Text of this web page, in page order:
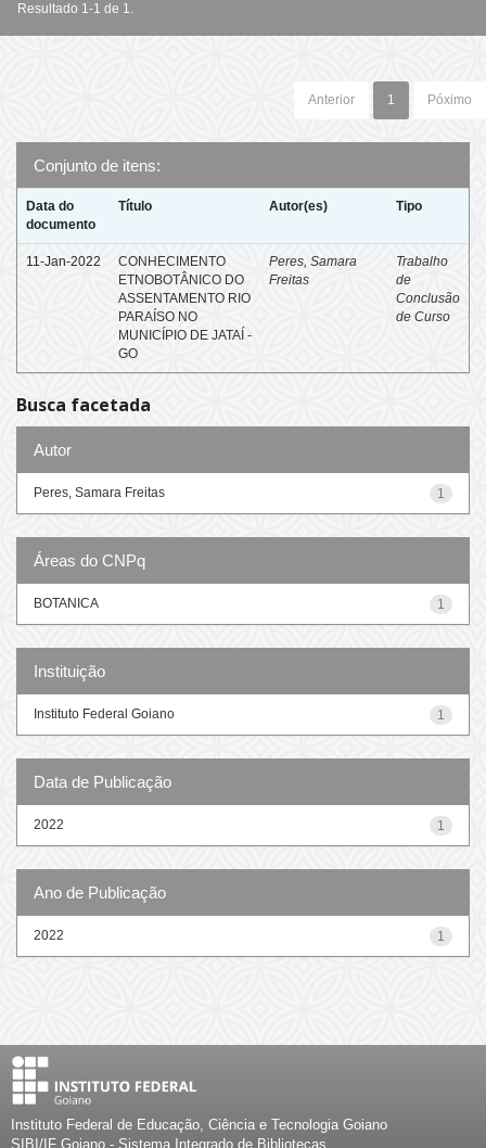
Resultado 1-1 de 1.
Anterior 1 Póximo
Conjunto de itens:
Data do
documento
Título Autor(es) Tipo
11-Jan-2022
CONHECIMENTO
ETNOBOTÂNICO DO
ASSENTAMENTO RIO
PARAÍSO NO
MUNICÍPIO DE JATAÍ -
GO
Peres, Samara
Freitas
Trabalho
de
Conclusão
de Curso
Busca facetada
Autor
1
Peres, Samara Freitas
Áreas do CNPq
1
BOTANICA
Instituição
1
Instituto Federal Goiano
Data de Publicação
1
2022
Ano de Publicação
1
2022
Instituto Federal de Educação, Ciência e Tecnologia Goiano
SIBI/IF Goiano - Sistema Integrado de Bibliotecas